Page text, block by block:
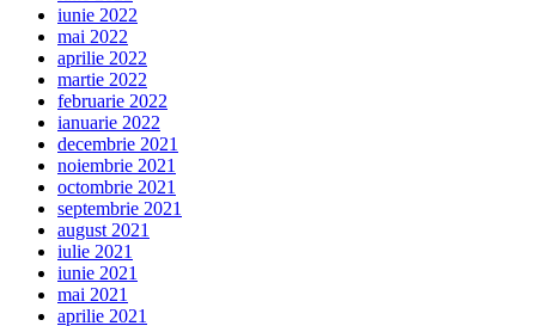
iunie 2022
mai 2022
aprilie 2022
martie 2022
februarie 2022
ianuarie 2022
decembrie 2021
noiembrie 2021
octombrie 2021
septembrie 2021
august 2021
iulie 2021
iunie 2021
mai 2021
aprilie 2021